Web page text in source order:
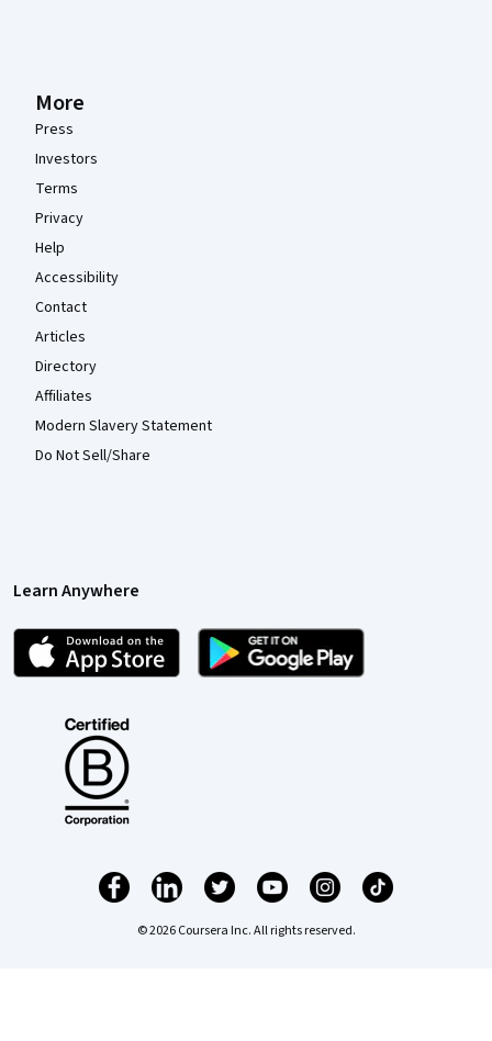
More
Press
Investors
Terms
Privacy
Help
Accessibility
Contact
Articles
Directory
Affiliates
Modern Slavery Statement
Do Not Sell/Share
Learn Anywhere
© 2026 Coursera Inc. All rights reserved.